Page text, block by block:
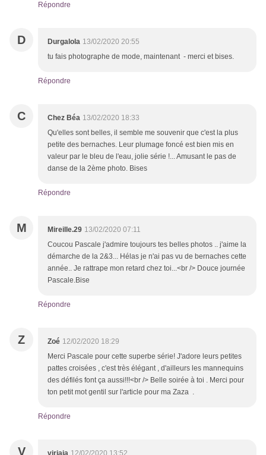
Répondre
D Durgalola 13/02/2020 20:55
tu fais photographe de mode, maintenant - merci et bises.
Répondre
C Chez Béa 13/02/2020 18:33
Qu'elles sont belles, il semble me souvenir que c'est la plus
petite des bernaches. Leur plumage foncé est bien mis en
valeur par le bleu de l'eau, jolie série !... Amusant le pas de
danse de la 2ème photo. Bises
Répondre
M Mireille.29 13/02/2020 07:11
Coucou Pascale j'admire toujours tes belles photos .. j'aime la
démarche de la 2&3... Hélas je n'ai pas vu de bernaches cette
année.. Je rattrape mon retard chez toi...<br /> Douce journée
Pascale.Bise
Répondre
Z Zoé 12/02/2020 18:29
Merci Pascale pour cette superbe série! J'adore leurs petites
pattes croisées , c'est très élégant , d'ailleurs les mannequins
des défilés font ça aussi!!!<br /> Belle soirée à toi . Merci pour
ton petit mot gentil sur l'article pour ma Zaza .
Répondre
V virjaja 12/02/2020 13:52